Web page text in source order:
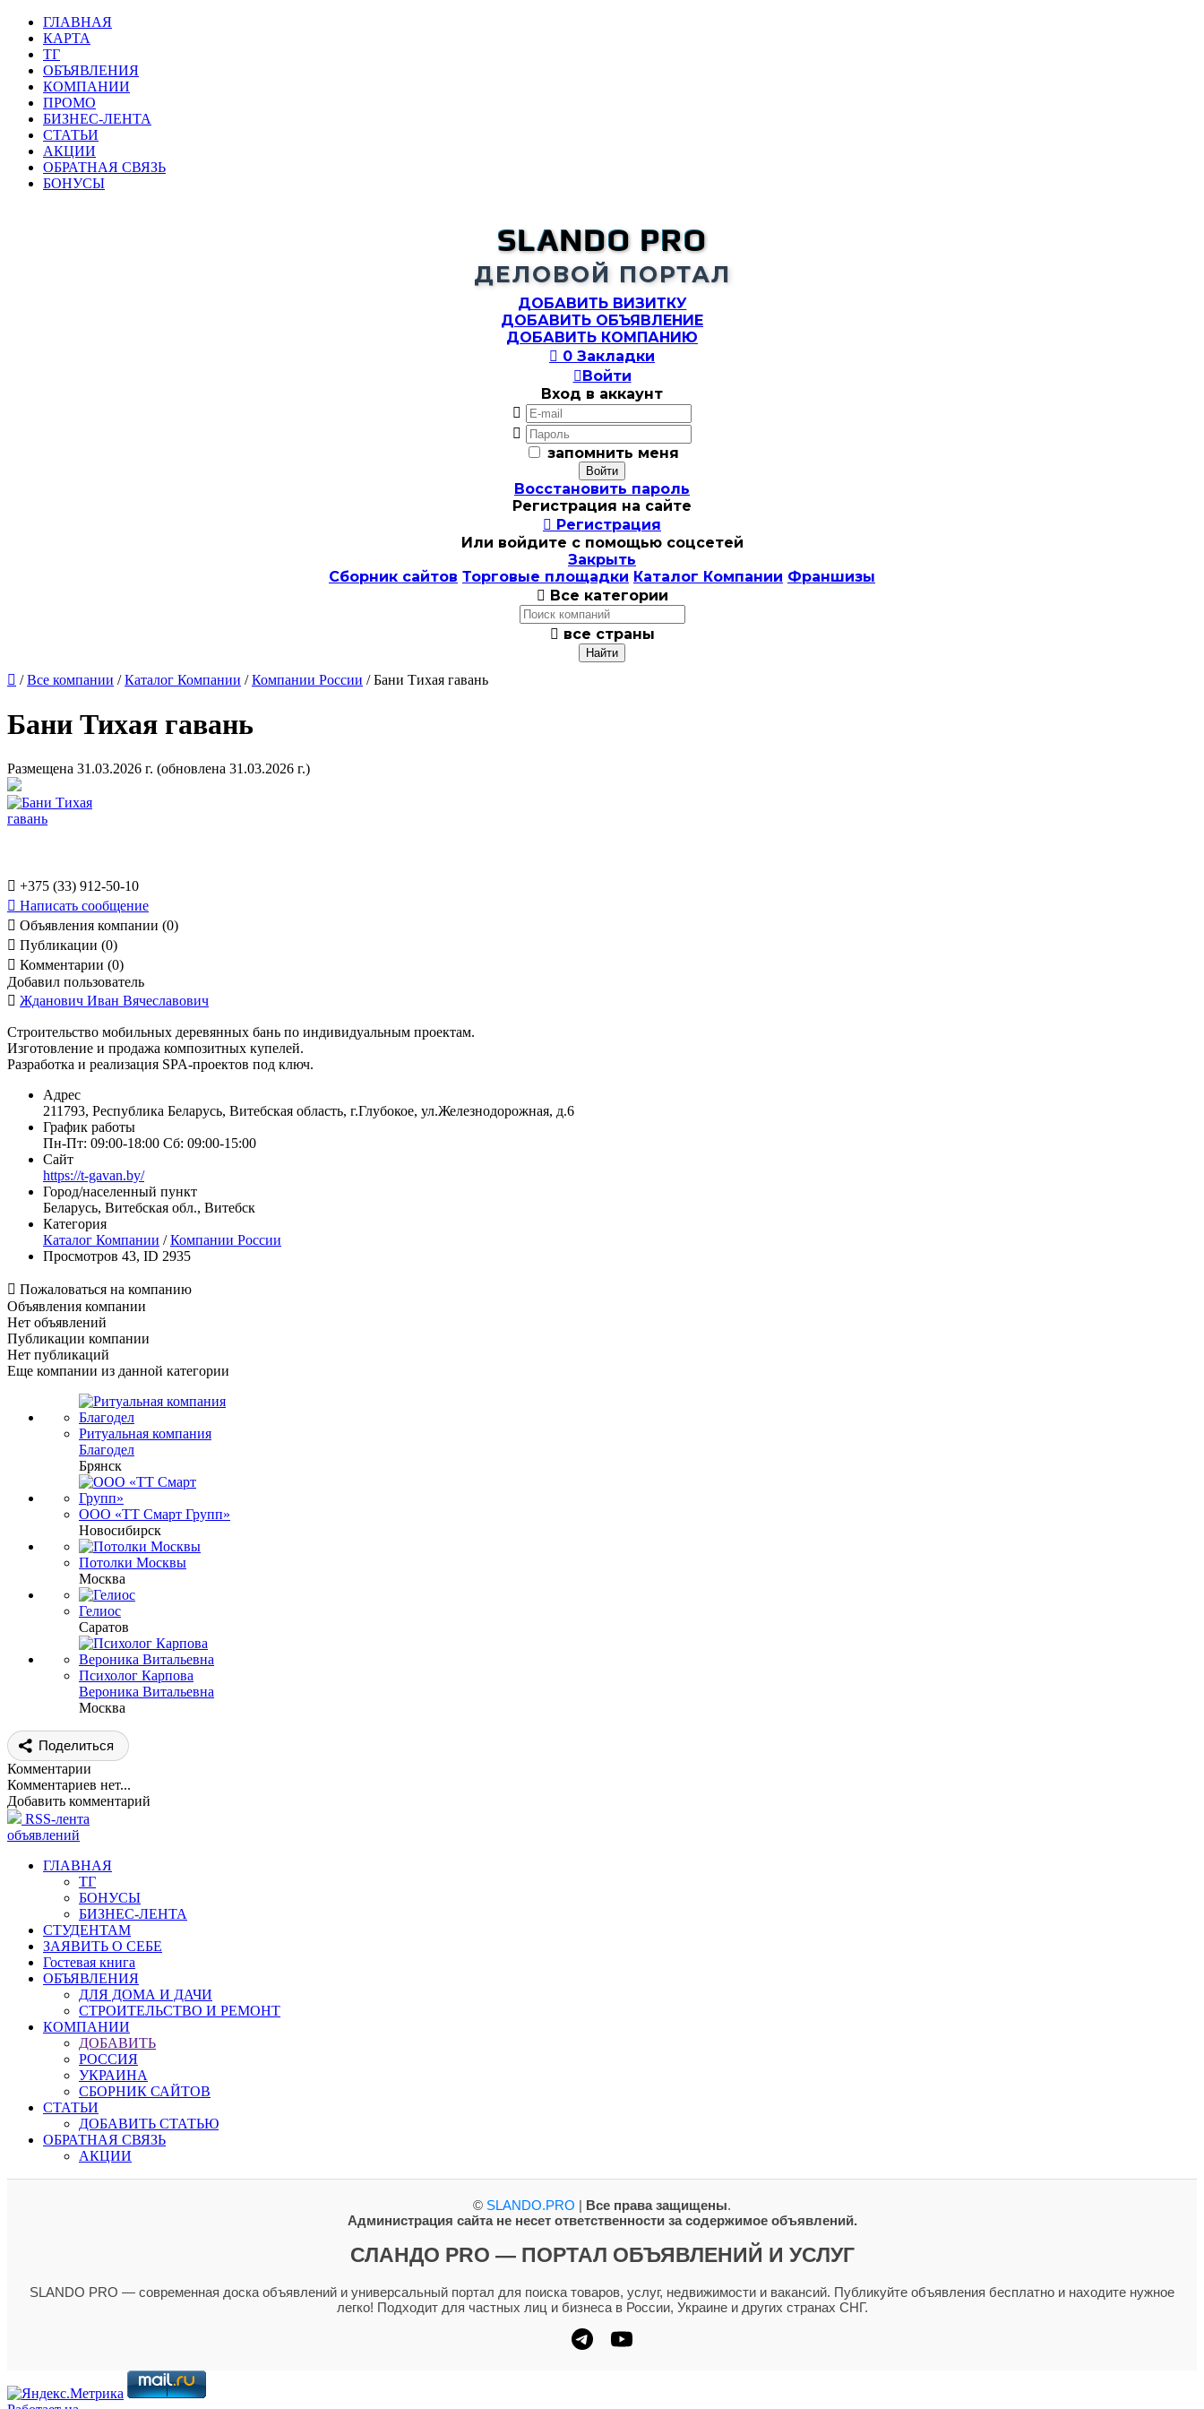
ГЛАВНАЯ
КАРТА
ТГ
ОБЪЯВЛЕНИЯ
КОМПАНИИ
ПРОМО
БИЗНЕС-ЛЕНТА
СТАТЬИ
АКЦИИ
ОБРАТНАЯ СВЯЗЬ
БОНУСЫ
SLANDO PRO
ДЕЛОВОЙ ПОРТАЛ
ДОБАВИТЬ ВИЗИТКУ
ДОБАВИТЬ ОБЪЯВЛЕНИЕ
ДОБАВИТЬ КОМПАНИЮ
 0 Закладки
Войти
Вход в аккаунт


запомнить меня
Восстановить пароль
Регистрация на сайте
 Регистрация
Или войдите с помощью соцсетей
Закрыть
Сборник сайтов Торговые площадки Каталог Компании Франшизы
 Все категории
 все страны
 /Все компании /Каталог Компании /Компании России / Бани Тихая гавань
Бани Тихая гавань
Размещена 31.03.2026 г. (обновлена 31.03.2026 г.)
 +375 (33) 912-50-10
 Написать сообщение
 Объявления компании (0)
 Публикации (0)
 Комментарии (0)
Добавил пользователь
 Жданович Иван Вячеславович
Строительство мобильных деревянных бань по индивидуальным проектам.
Изготовление и продажа композитных купелей.
Разработка и реализация SPA-проектов под ключ.
Адрес
211793, Республика Беларусь, Витебская область, г.Глубокое, ул.Железнодорожная, д.6
График работы
Пн-Пт: 09:00-18:00 Сб: 09:00-15:00
Сайт
https://t-gavan.by/
Город/населенный пункт
Беларусь, Витебская обл., Витебск
Категория
Каталог Компании /Компании России
Просмотров 43, ID 2935
 Пожаловаться на компанию
Объявления компании
Нет объявлений
Публикации компании
Нет публикаций
Еще компании из данной категории
Ритуальная компания
Благодел
Брянск
ООО «ТТ Смарт Групп»
Новосибирск
Потолки Москвы
Москва
Гелиос
Саратов
Психолог Карпова
Вероника Витальевна
Москва
Поделиться
Комментарии
Комментариев нет...
Добавить комментарий
RSS-лента
объявлений
ГЛАВНАЯ
ТГ
БОНУСЫ
БИЗНЕС-ЛЕНТА
СТУДЕНТАМ
ЗАЯВИТЬ О СЕБЕ
Гостевая книга
ОБЪЯВЛЕНИЯ
ДЛЯ ДОМА И ДАЧИ
СТРОИТЕЛЬСТВО И РЕМОНТ
КОМПАНИИ
ДОБАВИТЬ
РОССИЯ
УКРАИНА
СБОРНИК САЙТОВ
СТАТЬИ
ДОБАВИТЬ СТАТЬЮ
ОБРАТНАЯ СВЯЗЬ
АКЦИИ
© SLANDO.PRO | Все права защищены.
Администрация сайта не несет ответственности за содержимое объявлений.
СЛАНДО PRO — ПОРТАЛ ОБЪЯВЛЕНИЙ И УСЛУГ
SLANDO PRO — современная доска объявлений и универсальный портал для поиска товаров, услуг, недвижимости и вакансий. Публикуйте объявления бесплатно и находите нужное
легко! Подходит для частных лиц и бизнеса в России, Украине и других странах СНГ.